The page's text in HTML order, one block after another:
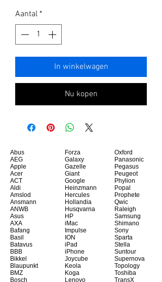
Aantal *
In winkelwagen
Nu kopen
Abus
AEG
Apple
Acer
ACT
Aldi
Amslod
Ansmann
ANWB
Asus
AXA
Bafang
Basil
Batavus
BBB
Bikkel
Blaupunkt
BMZ
Bosch
Forza
Galaxy
Gazelle
Giant
Google
Heinzmann
Hercules
Hollandia
Husqvarna
HP
iMac
Impulse
ION
iPad
iPhone
Joycube
Keola
Koga
Lenovo
Oxford
Panasonic
Pegasus
Peugeot
Phylion
Popal
Prophete
Qwic
Raleigh
Samsung
Shimano
Sony
Sparta
Stella
Suntour
Supernova
Topology
Toshiba
TransX